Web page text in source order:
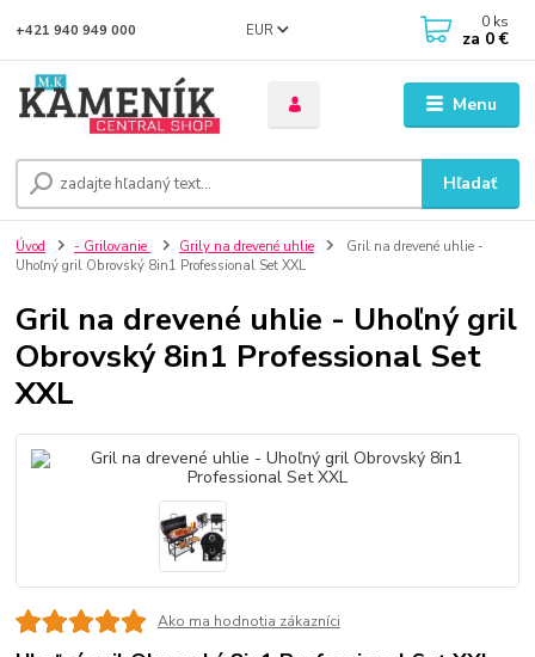
Menu
EUR
Hľadať
+421 940 949 000 0 ks
za 0 €
Úvod - Grilovanie Grily na drevené uhlie
Gril na drevené uhlie -
Uhoľný gril Obrovský 8in1 Professional Set XXL
Gril na drevené uhlie - Uhoľný gril
Obrovský 8in1 Professional Set
XXL
Ako ma hodnotia zákazníci